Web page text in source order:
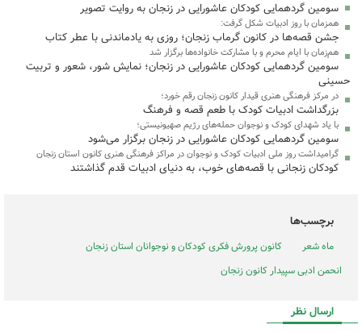
سومین گردهمایی کودکان عاشورایی در زنجان به روایت تصویر
همزمان با روز ادبیات شکل گرفت:
جشن قصه‌ها در کانون گرماب زنجان؛ روزی به یادماندنی با عطر کتاب
هم‌زمان با ایام محرم و با مشارکت خانواده‌ها برگزار شد
سومین گردهمایی کودکان عاشورایی در زنجان؛ نمایش شور، شعور و تربیت
حسینی
در مرکز فرهنگی هنری قیدار کانون زنجان رقم خورد؛
بزرگداشت ادبیات کودک با طعم قصه و فرهنگ
با یاد شهدای کودک و نوجوان حمله‌های رژیم صهیونیستی؛
سومین گردهمایی کودکان عاشورایی در زنجان برگزار می‌شود
گرامیداشت روز ملی ادبیات کودک و نوجوان در مراکز فرهنگی هنری کانون استان زنجان
کودکان زنجانی با قصه‌های خوب، به دنیای ادبیات قدم گذاشتند
برچسب‌ها
ماه شعر
کانون پرورش فکری کودکان و نوجوانان استان زنجان
انحمن ادبی سپیدار کانون زنجان
ارسال نظر